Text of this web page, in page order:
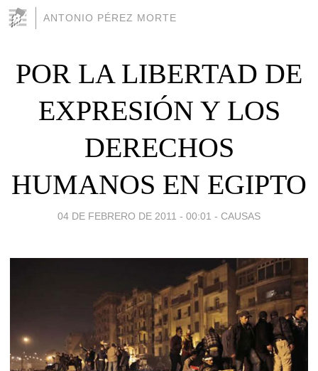
ANTONIO PÉREZ MORTE
POR LA LIBERTAD DE
EXPRESIÓN Y LOS
DERECHOS
HUMANOS EN EGIPTO
04 DE FEBRERO DE 2011 - 00:01 - CAUSAS